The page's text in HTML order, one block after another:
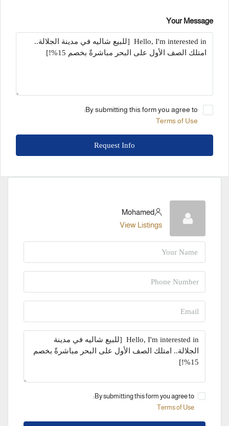
Your Message
By submitting this form you agree to:
Terms of Use
Request Info
Mohamed
View Listings
By submitting this form you agree to:
Terms of Use